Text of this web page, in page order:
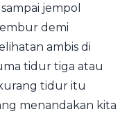
jempol
demi
ambis di
tidur tiga atau
tidur itu
menandakan kita